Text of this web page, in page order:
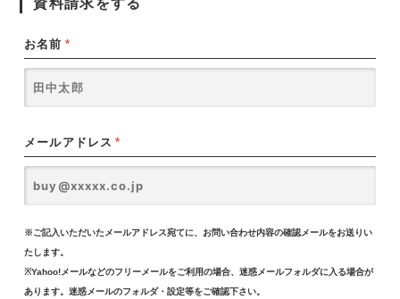
お名前 *
メールアドレス *
※ご記入いただいたメールアドレス宛てに、お問い合わせ内容の確認メールをお送りい
たします。
※Yahoo!メールなどのフリーメールをご利用の場合、迷惑メールフォルダに入る場合が
あります。迷惑メールのフォルダ・設定等をご確認下さい。